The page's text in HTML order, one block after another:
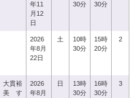
年11
月12
日
30分
30分
2026
年8月
22日
土
10時
30分
15時
20分
2
大貫裕
美 す
2026
年8月
日
13時
30分
16時
30分
3